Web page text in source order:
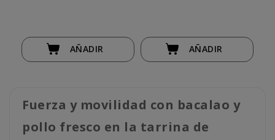
AÑADIR AÑADIR
Fuerza y movilidad con bacalao y
pollo fresco en la tarrina de